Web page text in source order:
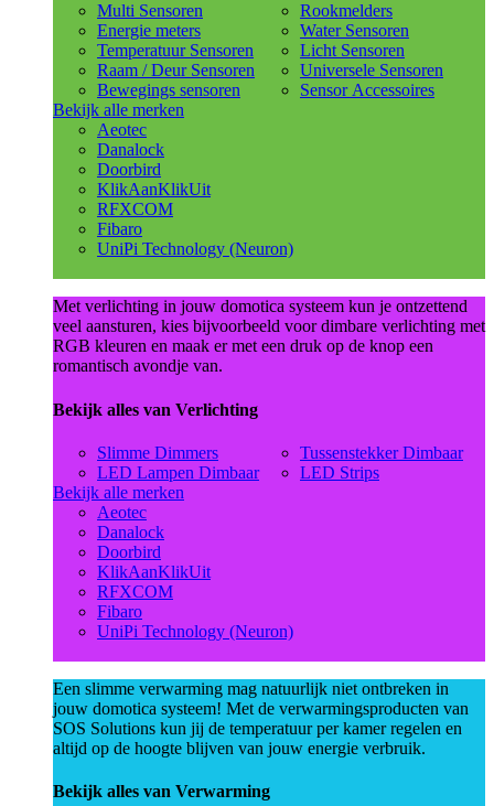
Multi Sensoren
Energie meters
Temperatuur Sensoren
Raam / Deur Sensoren
Bewegings sensoren
Rookmelders
Water Sensoren
Licht Sensoren
Universele Sensoren
Sensor Accessoires
Bekijk alle merken
Aeotec
Danalock
Doorbird
KlikAanKlikUit
RFXCOM
Fibaro
UniPi Technology (Neuron)
Met verlichting in jouw domotica systeem kun je ontzettend
veel aansturen, kies bijvoorbeeld voor dimbare verlichting met
RGB kleuren en maak er met een druk op de knop een
romantisch avondje van.
Bekijk alles van Verlichting
Slimme Dimmers
LED Lampen Dimbaar
Tussenstekker Dimbaar
LED Strips
Bekijk alle merken
Aeotec
Danalock
Doorbird
KlikAanKlikUit
RFXCOM
Fibaro
UniPi Technology (Neuron)
Een slimme verwarming mag natuurlijk niet ontbreken in
jouw domotica systeem! Met de verwarmingsproducten van
SOS Solutions kun jij de temperatuur per kamer regelen en
altijd op de hoogte blijven van jouw energie verbruik.
Bekijk alles van Verwarming